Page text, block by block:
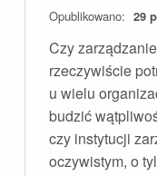
Opublikowano: 29
Czy
rzeczywiście
u wielu
budzić
czy instytucji
oczywistym, o